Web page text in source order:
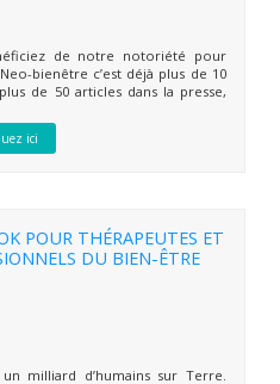
de notre notoriété pour
bienêtre c’est déjà plus de 10
de 50 articles dans la presse,
ici
POUR THÉRAPEUTES ET
DU BIEN-ÊTRE
milliard d’humains sur Terre.